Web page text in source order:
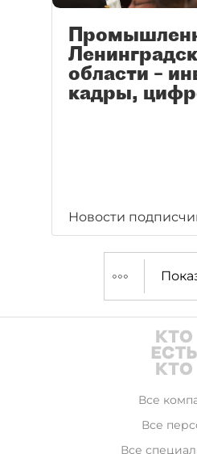
области –
кадры,
Новости
Все
Все
Все